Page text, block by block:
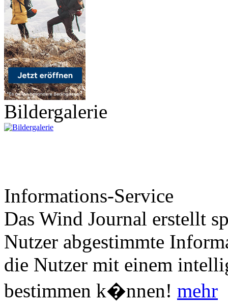
Bildergalerie
Informations-Service
Das Wind Journal erstellt
Nutzer abgestimmte
die Nutzer mit einem
bestimmen k�nnen! mehr